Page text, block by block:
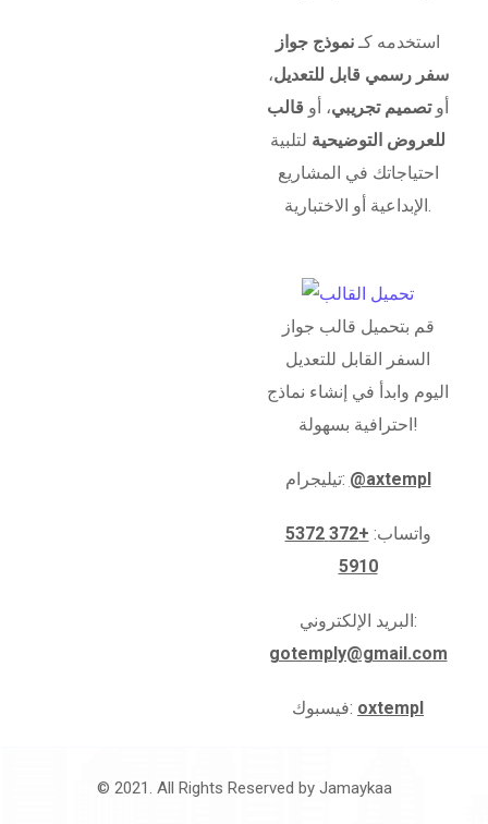
استخدمه كـنموذج جواز
سفر رسمي قابل للتعديل،
أوتصميم تجريبي، أو قالب
للعروض التوضيحية لتلبية
احتياجاتك في المشاريع
الإبداعية أو الاختبارية.
قم بتحميل قالب جواز
السفر القابل للتعديل
اليوم وابدأ في إنشاء نماذج
احترافية بسهولة!
تيليجرام: @axtempl
واتساب:
+372 5372
5910
البريد الإلكتروني:
gotemply@gmail.com
فيسبوك: oxtempl
© 2021. All Rights Reserved by Jamaykaa